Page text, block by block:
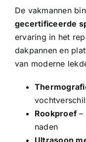
De vakmannen
gecertificeerde
ervaring in het
dakpannen en
van moderne
Rookproef–
naden
Ultrasoon